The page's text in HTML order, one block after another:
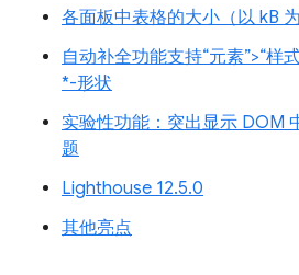
各面板中表格的大小（以 kB 为
自动补全功能支持“元素”>“样
*-形状
实验性功能：突出显示 DOM
题
Lighthouse 12.5.0
其他亮点